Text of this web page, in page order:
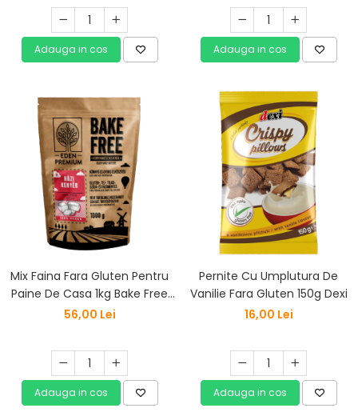
Adauga in cos Adauga in cos
Mix Faina Fara Gluten Pentru
Paine De Casa 1kg Bake Free
Eden Premium
56,00 Lei
Adauga in cos
Pernite Cu Umplutura De
Vanilie Fara Gluten 150g Dexi
16,00 Lei
Adauga in cos